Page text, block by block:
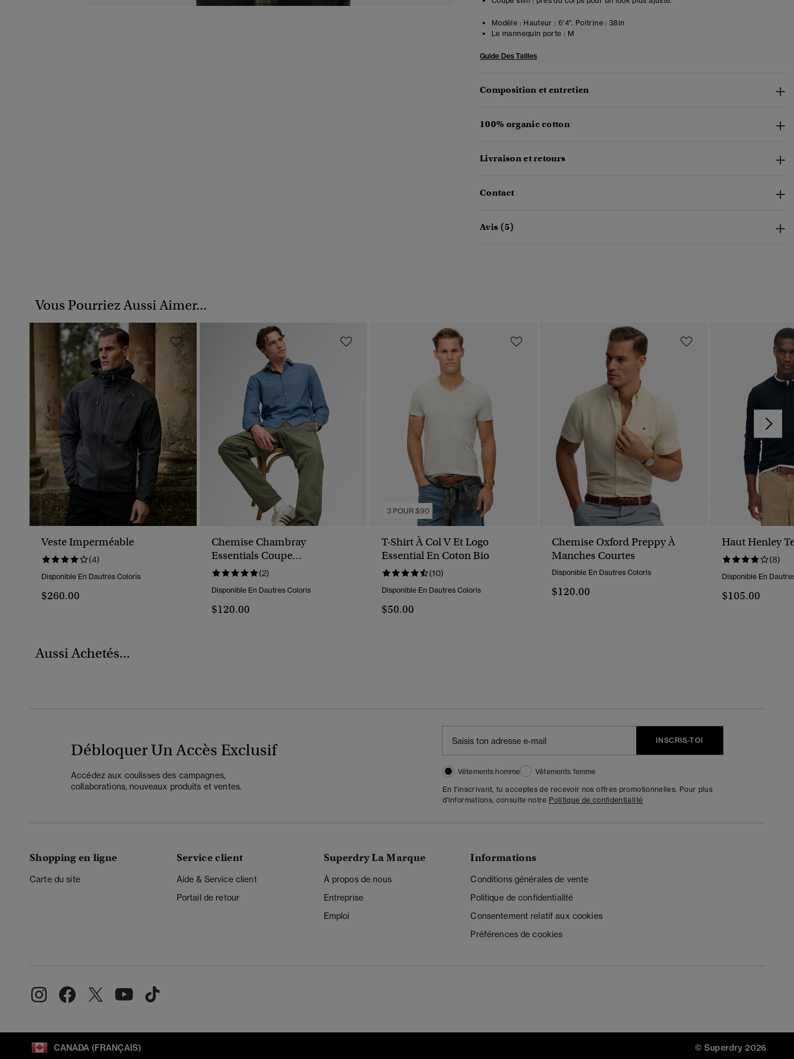
Modèle : Hauteur : 6'4". Poitrine : 38in
Le mannequin porte : M
Guide Des Tailles
Composition et entretien
100% organic cotton
Livraison et retours
Contact
Avis (5)
Vous Pourriez Aussi Aimer...
Veste Imperméable
(4)
Disponible En Dautres Coloris
$260.00
Chemise Chambray
Essentials Coupe
Décontractée
(2)
Disponible En Dautres Coloris
$120.00
3 POUR $90
T-Shirt À Col V Et Logo
Essential En Coton Bio
(10)
Disponible En Dautres Coloris
$50.00
Chemise Oxford Preppy À
Manches Courtes
Disponible En Dautres Coloris
$120.00
Haut Henley
(8)
Disponible En
$105.00
Aussi Achetés...
Débloquer Un Accès Exclusif
Accédez aux coulisses des campagnes,
collaborations, nouveaux produits et ventes.
INSCRIS-TOI
Vêtements homme
Vêtements femme
En t'inscrivant, tu acceptes de recevoir nos offres promotionnelles. Pour plus
d'informations, consulte notre Politique de confidentialité
Shopping en ligne
Carte du site
Service client
Aide & Service client
Portail de retour
Superdry La Marque
À propos de nous
Entreprise
Emploi
Informations
Conditions générales de vente
Politique de confidentialité
Consentement relatif aux cookies
Préférences de cookies
CANADA (FRANÇAIS) © Superdry 2026